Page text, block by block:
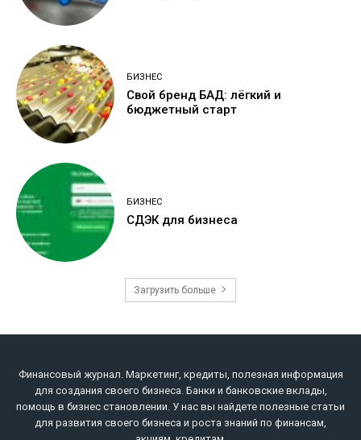
БИЗНЕС
Свой бренд БАД: лёгкий и
бюджетный старт
БИЗНЕС
СДЭК для бизнеса
Загрузить больше
Финансовый журнал. Маркетинг, кредиты, полезная информация
для создания своего бизнеса. Банки и банковские вклады,
помощь в бизнес становлении. У нас вы найдете полезные статьи
для развития своего бизнеса и роста знаний по финансам,